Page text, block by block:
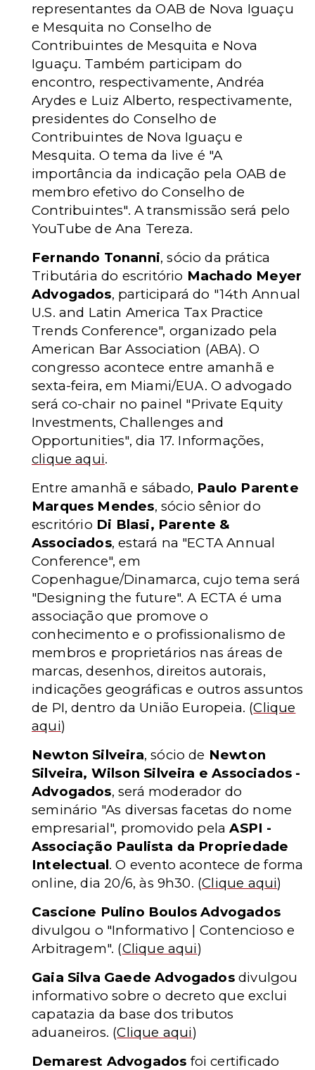
representantes da OAB de Nova Iguaçu
e Mesquita no Conselho de
Contribuintes de Mesquita e Nova
Iguaçu. Também participam do
encontro, respectivamente, Andréa
Arydes e Luiz Alberto, respectivamente,
presidentes do Conselho de
Contribuintes de Nova Iguaçu e
Mesquita. O tema da live é "A
importância da indicação pela OAB de
membro efetivo do Conselho de
Contribuintes". A transmissão será pelo
YouTube de Ana Tereza.
Fernando Tonanni, sócio da prática
Tributária do escritório Machado Meyer
Advogados, participará do "14th Annual
U.S. and Latin America Tax Practice
Trends Conference", organizado pela
American Bar Association (ABA). O
congresso acontece entre amanhã e
sexta-feira, em Miami/EUA. O advogado
será co-chair no painel "Private Equity
Investments, Challenges and
Opportunities", dia 17. Informações,
clique aqui.
Entre amanhã e sábado, Paulo Parente
Marques Mendes, sócio sênior do
escritório Di Blasi, Parente &
Associados, estará na "ECTA Annual
Conference", em
Copenhague/Dinamarca, cujo tema será
"Designing the future". A ECTA é uma
associação que promove o
conhecimento e o profissionalismo de
membros e proprietários nas áreas de
marcas, desenhos, direitos autorais,
indicações geográficas e outros assuntos
de PI, dentro da União Europeia. (Clique
aqui)
Newton Silveira, sócio de Newton
Silveira, Wilson Silveira e Associados -
Advogados, será moderador do
seminário "As diversas facetas do nome
empresarial", promovido pelaASPI -
Associação Paulista da Propriedade
Intelectual. O evento acontece de forma
online, dia 20/6, às 9h30. (Clique aqui)
Cascione Pulino Boulos Advogados
divulgou o "Informativo | Contencioso e
Arbitragem". (Clique aqui)
Gaia Silva Gaede Advogadosdivulgou
informativo sobre o decreto que exclui
capatazia da base dos tributos
aduaneiros. (Clique aqui)
Demarest Advogados foi certificado